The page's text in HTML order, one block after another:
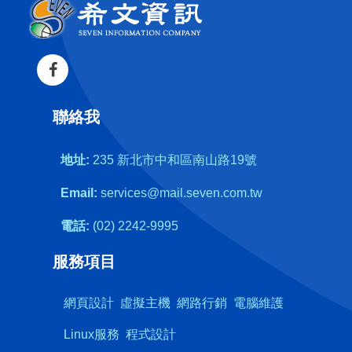
聯絡我
地址: 235 新北市中和區南山路19號
Email: services@mail.seven.com.tw
電話: (02) 2242-9995
服務項目
網頁設計 虛擬主機 網路行銷 電腦維護
Linux服務 程式設計